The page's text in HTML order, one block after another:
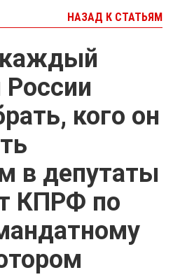
НАЗАД К СТАТЬЯМ
кого он
в депутаты
КПРФ по